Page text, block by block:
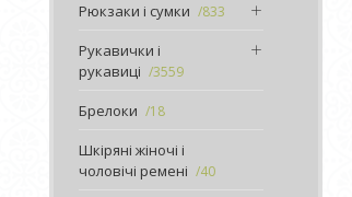
Рюкзаки і сумки 833
Рукавички і
рукавиці
3559
Брелоки 18
Шкіряні жіночі і
чоловічі ремені
40